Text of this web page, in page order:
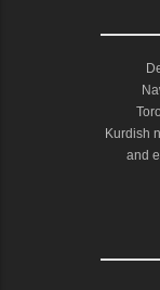
Kurdish
and